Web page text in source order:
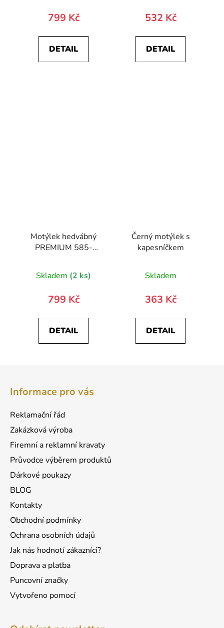
799 Kč
DETAIL
532 Kč
DETAIL
Motýlek hedvábný
PREMIUM 585-
Skladem (2 ks)
799 Kč
DETAIL
Černý motýlek s
kapesníčkem
Skladem
363 Kč
DETAIL
Informace pro vás
Reklamační řád
Zakázková výroba
Firemní a reklamní kravaty
Průvodce výběrem produktů
Dárkové poukazy
BLOG
Kontakty
Obchodní podmínky
Ochrana osobních údajů
Jak nás hodnotí zákazníci?
Doprava a platba
Puncovní značky
Vytvořeno pomocí